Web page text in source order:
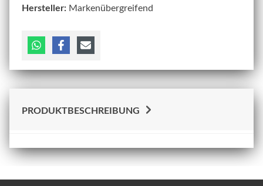
Hersteller: Markenübergreifend
PRODUKTBESCHREIBUNG